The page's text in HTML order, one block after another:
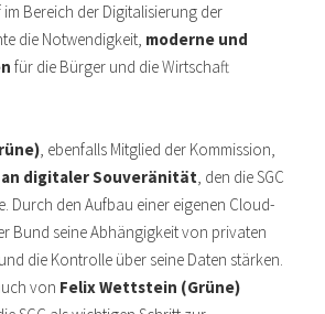
Bereich der Digitalisierung der
die Notwendigkeit, moderne und
für die Bürger und die Wirtschaft
, ebenfalls Mitglied der Kommission,
an digitaler Souveränität, den die SGC
Durch den Aufbau einer eigenen Cloud-
Bund seine Abhängigkeit von privaten
die Kontrolle über seine Daten stärken.
von Felix Wettstein (Grüne)